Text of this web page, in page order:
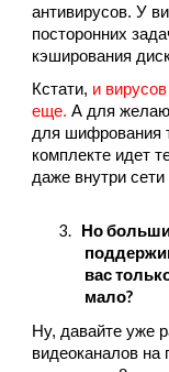
антивирусов. У
посторонних
кэширования
Кстати, и
еще.А для
для шифрования
комплекте идет
даже внутри
3. Но
вас
мало?
Ну, давайте уже
видеоканалов